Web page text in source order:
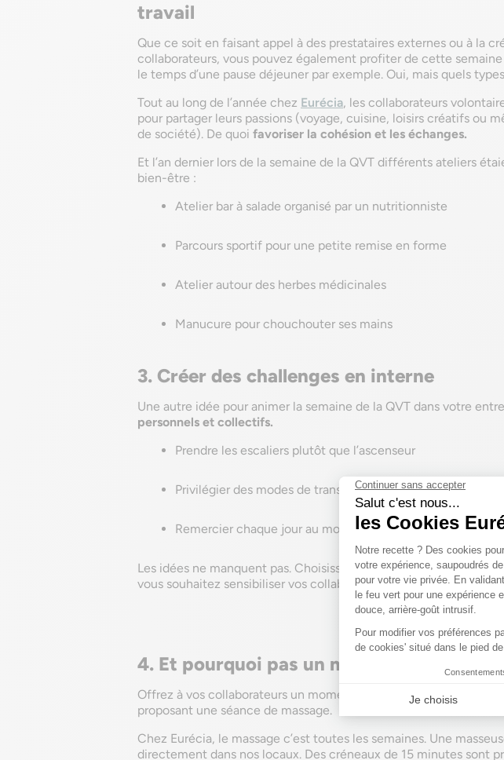
travail
Que ce soit en faisant appel à des prestataires externes ou à la
collaborateurs, vous pouvez également profiter de cette
le temps d’une pause déjeuner par exemple. Oui, mais quels
Tout au long de l’année chez Eurécia, les collaborateurs
pour partager leurs passions (voyage, cuisine, loisirs créatifs ou
de société). De quoi favoriser la cohésion et les échanges.
Et l’an dernier lors de la semaine de la QVT différents ateliers
bien-être :
Atelier bar à salade organisé par un nutritionniste
Parcours sportif pour une petite remise en forme
Atelier autour des herbes médicinales
Manucure pour chouchouter ses mains
3. Créer des challenges en interne
Une autre idée pour animer la semaine de la QVT dans votre
personnels et collectifs.
Prendre les escaliers plutôt que l’ascenseur
Privilégier des modes de transport plus responsable (vélo,
Remercier chaque jour au moins une personne qui vous
Les idées ne manquent pas. Choisissez vos challenges en
vous souhaitez sensibiliser vos collaborateurs, qui sont chers à
4. Et pourquoi pas un moment de détente ?
Offrez à vos collaborateurs un moment de détente lors de la
proposant une séance de massage.
Chez Eurécia, le massage c’est toutes les semaines. Une
directement dans nos locaux. Des créneaux de 15 minutes sont